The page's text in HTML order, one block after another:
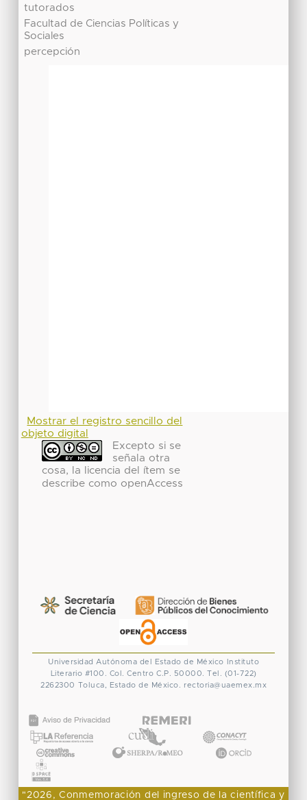
tutorados
Facultad de Ciencias Políticas y
Sociales
percepción
Mostrar el registro sencillo del
objeto digital
Excepto si se
señala otra
cosa, la licencia del ítem se
describe como openAccess
Universidad Autónoma del Estado de México
Instituto
Literario #100. Col. Centro C.P. 50000. Tel. (01-722)
2262300 Toluca, Estado de México. rectoria@uaemex.mx
"2026, Conmemoración del ingreso de la científica y